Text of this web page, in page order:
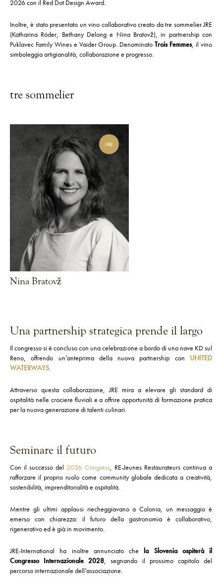
2026 con il Red Dot Design Award.
Inoltre, è stato presentato un vino collaborativo creato da tre sommelier JRE
(Katharina Röder, Bethany Delong e Nina Bratovž), in partnership con
Puklavec Family Wines e Vaider Group. DenominatoTrois Femmes, il vino
simboleggia artigianalità, collaborazione e progresso.
tre sommelier
JRE
Nina Bratovž
Una partnership strategica prende il largo
Il congresso si è concluso con una celebrazione a bordo di una nave KD sul
Reno, offrendo un’anteprima della nuova partnership con UNITED
WATERWAYS
Attraverso questa collaborazione, JRE mira a elevare gli standard di
ospitalità nelle crociere fluviali e a offrire opportunità di formazione pratica
per la nuova generazione di talenti culinari.
Seminare il futuro
Con il successo del 2026 Congress, RE-Jeunes Restaurateurs continua a
rafforzare il proprio ruolo come community globale dedicata a creatività,
sostenibilità, imprenditorialità e ospitalità.
Mentre gli ultimi applausi riecheggiavano a Colonia, un messaggio è
emerso con chiarezza: il futuro della gastronomia è collaborativo,
rigenerativo ed è già in movimento.
JRE-International ha inoltre annunciato che la Slovenia ospiterà il
Congresso Internazionale 2028 , segnando il prossimo capitolo del
percorso internazionale dell’associazione.